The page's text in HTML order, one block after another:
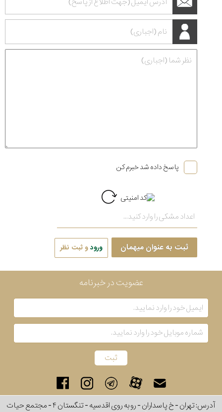
پاسخ داده شد خبرم کن
ثبت به عنوان میهمان ورودو ثبت نظر
عضویت در خبرنامه
آدرس: تهران - خ پاسداران - رو به روی اقدسیه - تنگستان ۴ - مجتمع حیات